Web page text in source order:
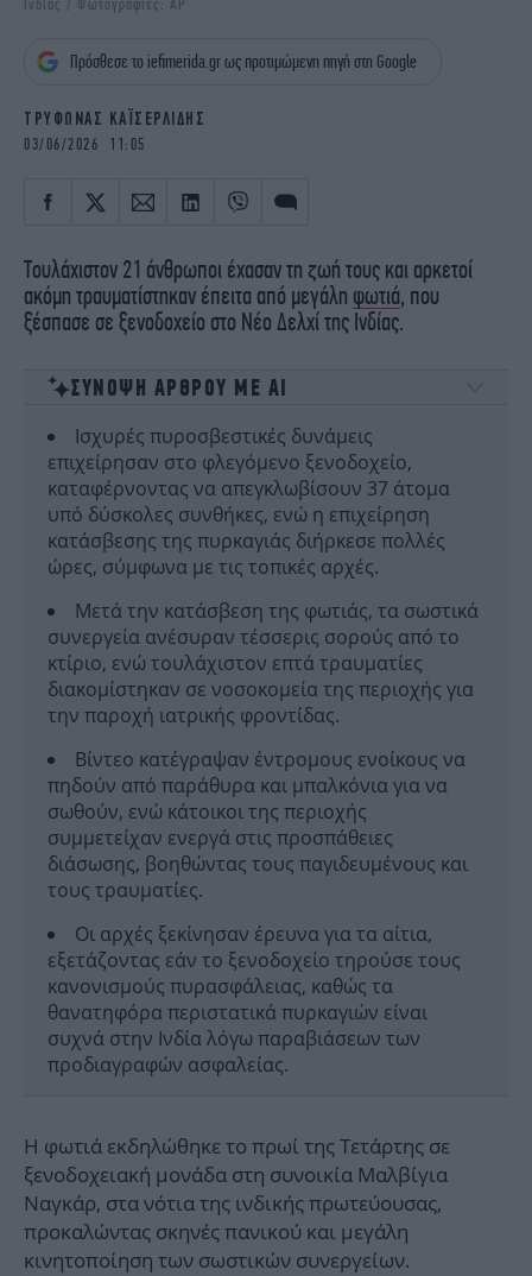
iBOOKS
OSCARS
NEWSLETTER
Ινδίας / Φωτογραφίες: AP
Πρόσθεσε το iefimerida.gr ως προτιμώμενη πηγή στη Google
ΤΡΥΦΩΝΑΣ ΚΑΪΣΕΡΛΙΔΗΣ
03/06/2026 11:05
Τουλάχιστον 21 άνθρωποι έχασαν τη ζωή τους και αρκετοί
ακόμη τραυματίστηκαν έπειτα από μεγάλη φωτιά, που
ξέσπασε σε ξενοδοχείο στο Νέο Δελχί της Ινδίας.
ΣΥΝΟΨΗ ΑΡΘΡΟΥ ΜΕ ΑΙ
Ισχυρές πυροσβεστικές δυνάμεις
επιχείρησαν στο φλεγόμενο ξενοδοχείο,
καταφέρνοντας να απεγκλωβίσουν 37 άτομα
υπό δύσκολες συνθήκες, ενώ η επιχείρηση
κατάσβεσης της πυρκαγιάς διήρκεσε πολλές
ώρες, σύμφωνα με τις τοπικές αρχές.
Μετά την κατάσβεση της φωτιάς, τα σωστικά
συνεργεία ανέσυραν τέσσερις σορούς από το
κτίριο, ενώ τουλάχιστον επτά τραυματίες
διακομίστηκαν σε νοσοκομεία της περιοχής για
την παροχή ιατρικής φροντίδας.
Βίντεο κατέγραψαν έντρομους ενοίκους να
πηδούν από παράθυρα και μπαλκόνια για να
σωθούν, ενώ κάτοικοι της περιοχής
συμμετείχαν ενεργά στις προσπάθειες
διάσωσης, βοηθώντας τους παγιδευμένους και
τους τραυματίες.
Οι αρχές ξεκίνησαν έρευνα για τα αίτια,
εξετάζοντας εάν το ξενοδοχείο τηρούσε τους
κανονισμούς πυρασφάλειας, καθώς τα
θανατηφόρα περιστατικά πυρκαγιών είναι
συχνά στην Ινδία λόγω παραβιάσεων των
προδιαγραφών ασφαλείας.
Η φωτιά εκδηλώθηκε το πρωί της Τετάρτης σε
ξενοδοχειακή μονάδα στη συνοικία Μαλβίγια
Ναγκάρ, στα νότια της ινδικής πρωτεύουσας,
προκαλώντας σκηνές πανικού και μεγάλη
κινητοποίηση των σωστικών συνεργείων.